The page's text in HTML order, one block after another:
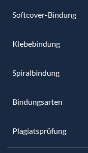
Softcover-Bindung
Klebebindung
Spiralbindung
Bindungsarten
Plagiatsprüfung